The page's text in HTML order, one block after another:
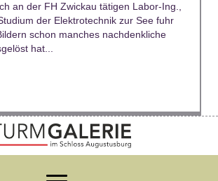
an der FH Zwickau tätigen Labor-Ing.,
der Elektrotechnik zur See fuhr
schon manches nachdenkliche
hat...